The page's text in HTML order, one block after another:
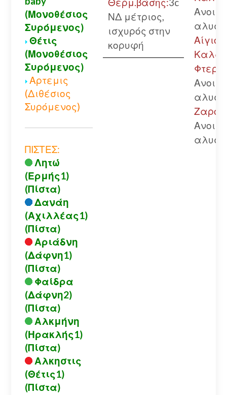
(Μονοθέσιος
Συρόμενος)
Θέτις
(Μονοθέσιος
Συρόμενος)
Αρτεμις
(Διθέσιος
Συρόμενος)
ΠΙΣΤΕΣ:
Λητώ
(Ερμής1)
(Πίστα)
Δανάη
(Αχιλλέας1)
(Πίστα)
Αριάδνη
(Δάφνη1)
(Πίστα)
Φαίδρα
(Δάφνη2)
(Πίστα)
Αλκμήνη
(Ηρακλής1)
(Πίστα)
Αλκηστις
(Θέτις1)
(Πίστα)
ΝΔ μέτριος,
ισχυρός στην
κορυφή
Αίγιο.-